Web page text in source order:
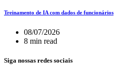
Treinamento de IA com dados de funcionários
08/07/2026
8 min read
Siga nossas redes sociais